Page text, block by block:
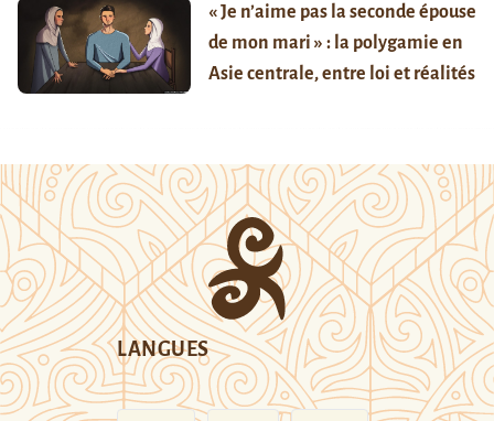
« Je n’aime pas la seconde épouse
de mon mari » : la polygamie en
Asie centrale, entre loi et réalités
LANGUES